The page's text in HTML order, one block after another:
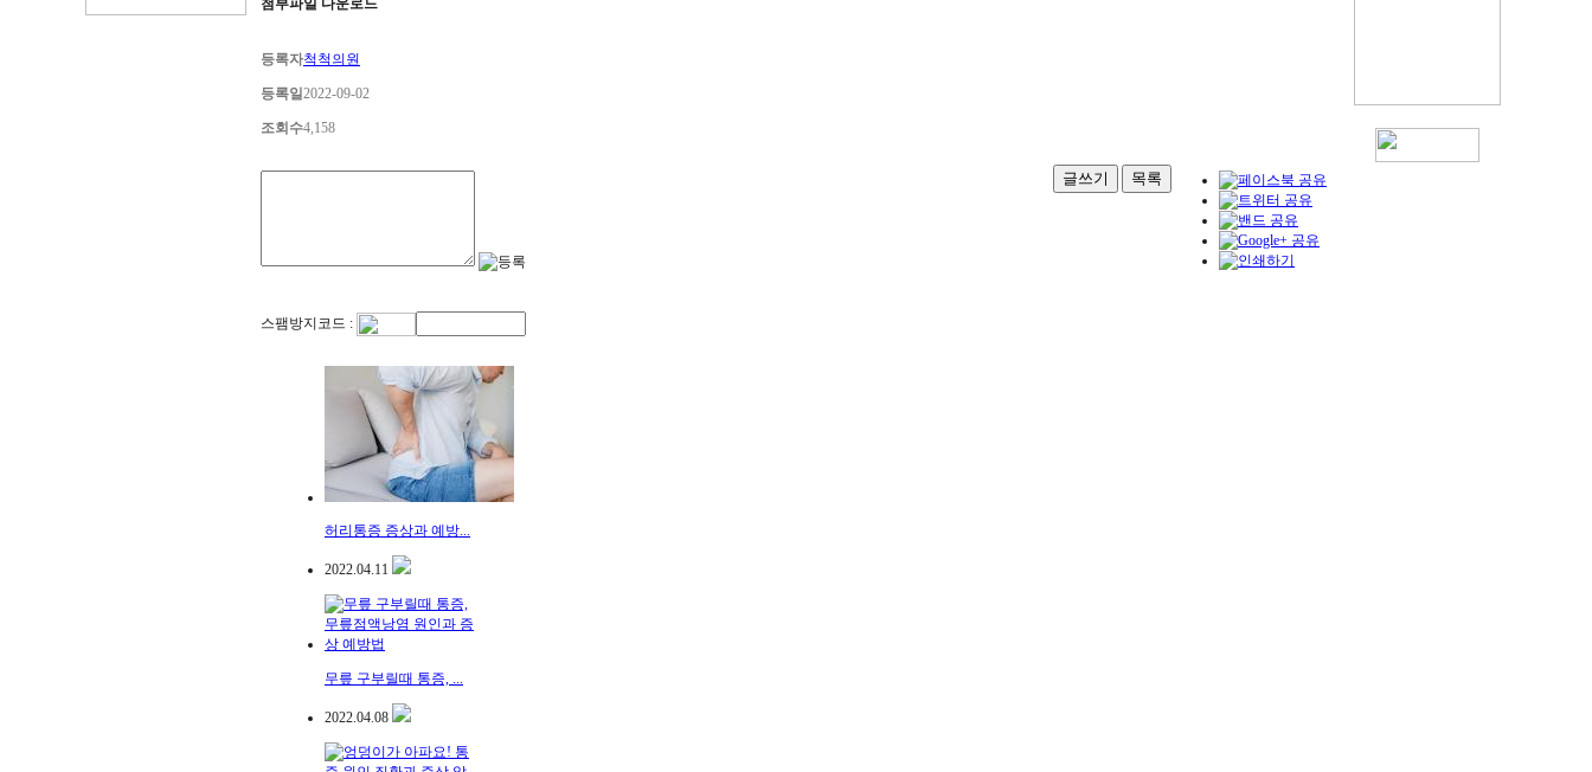
첨부파일 다운로드
등록자척척의원
등록일2022-09-02
조회수4,158
글쓰기 목록
스팸방지코드 :
허리통증 증상과 예방...
2022.04.11
무릎 구부릴때 통증, ...
2022.04.08